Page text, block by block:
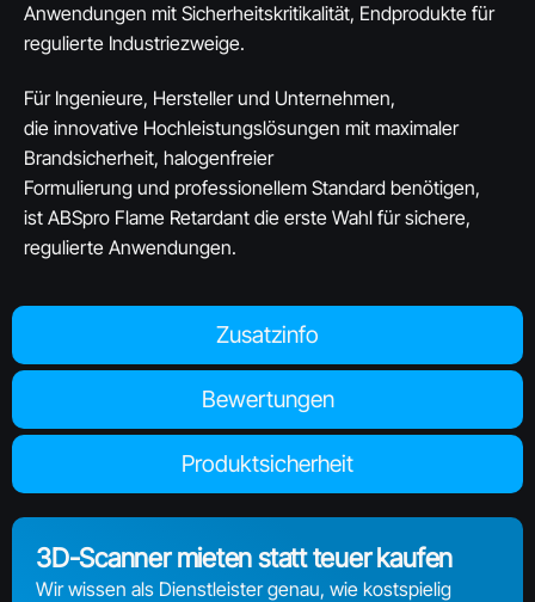
Zusatzinfo
Bewertungen
Produktsicherheit
Anwendungen mit Sicherheitskritikalität, Endprodukte für
regulierte Industriezweige.
Für Ingenieure, Hersteller und Unternehmen,
die innovative Hochleistungslösungen mit maximaler
Brandsicherheit, halogenfreier
Formulierung und professionellem Standard benötigen,
ist ABSpro Flame Retardant die erste Wahl für sichere,
regulierte Anwendungen.
3D-Scanner mieten statt teuer kaufen
Wir wissen als Dienstleister genau, wie kostspielig